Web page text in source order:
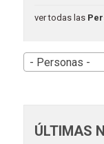
ver todas las
- Personas -
ÚLTIMAS